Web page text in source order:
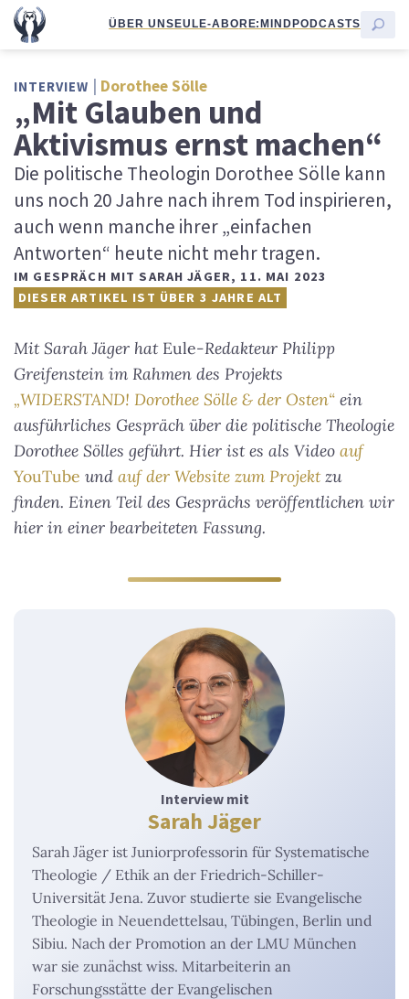
ÜBER UNSEULE-ABORE:MINDPODCASTS
INTERVIEW Dorothee Sölle
„Mit Glauben und
Aktivismus ernst machen“
Die politische Theologin Dorothee Sölle kann
uns noch 20 Jahre nach ihrem Tod inspirieren,
auch wenn manche ihrer „einfachen
Antworten“ heute nicht mehr tragen.
IM GESPRÄCH MIT SARAH JÄGER, 11. MAI 2023
DIESER ARTIKEL IST ÜBER 3 JAHRE ALT
Mit Sarah Jäger hat Eule-Redakteur Philipp
Greifenstein im Rahmen des Projekts
„WIDERSTAND! Dorothee Sölle & der Osten“ ein
ausführliches Gespräch über die politische Theologie
Dorothee Sölles geführt. Hier ist es als Video auf
YouTube und auf der Website zum Projektzu
finden. Einen Teil des Gesprächs veröffentlichen wir
hier in einer bearbeiteten Fassung.
Interview mit
Sarah Jäger
Sarah Jäger ist Juniorprofessorin für Systematische
Theologie / Ethik an der Friedrich-Schiller-
Universität Jena. Zuvor studierte sie Evangelische
Theologie in Neuendettelsau, Tübingen, Berlin und
Sibiu. Nach der Promotion an der LMU München
war sie zunächst wiss. Mitarbeiterin an
Forschungsstätte der Evangelischen